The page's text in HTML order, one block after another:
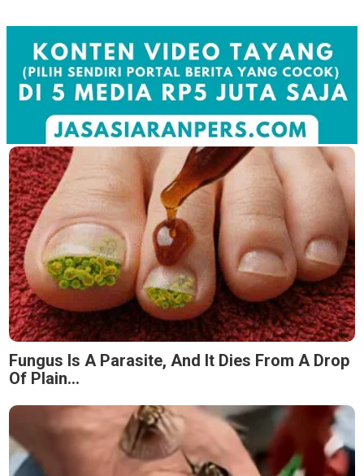
Fungus Is A Parasite, And It Dies From A Drop
Of Plain...